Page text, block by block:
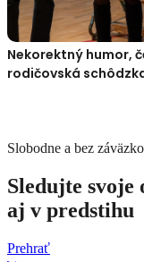
Nekorektný humor,
rodičovská
Slobodne a bez
Sledujte svoje
aj v predstihu
Prehrať